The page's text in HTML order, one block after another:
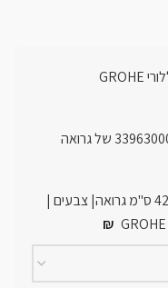
גוף פנימי לאינטרפוץ גרואה 4 דרך | 33963000 של גרואה
ראש מקלחת עגול 31 ס"מ + זרוע 42.2 ס"מ גרואה| צבעים |
₪